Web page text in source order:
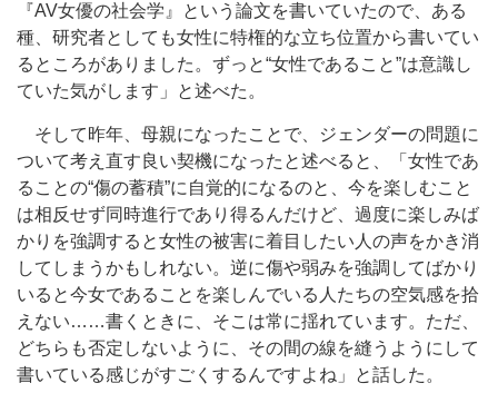
『AV女優の社会学』という論文を書いていたので、ある
種、研究者としても女性に特権的な立ち位置から書いてい
るところがありました。ずっと“女性であること”は意識し
ていた気がします」と述べた。
そして昨年、母親になったことで、ジェンダーの問題に
ついて考え直す良い契機になったと述べると、「女性であ
ることの“傷の蓄積”に自覚的になるのと、今を楽しむこと
は相反せず同時進行であり得るんだけど、過度に楽しみば
かりを強調すると女性の被害に着目したい人の声をかき消
してしまうかもしれない。逆に傷や弱みを強調してばかり
いると今女であることを楽しんでいる人たちの空気感を拾
えない……書くときに、そこは常に揺れています。ただ、
どちらも否定しないように、その間の線を縫うようにして
書いている感じがすごくするんですよね」と話した。